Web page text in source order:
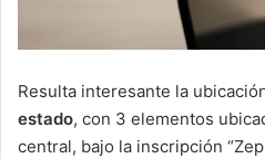
Resulta interesante la
estado, con 3 elementos
central, bajo la inscripción